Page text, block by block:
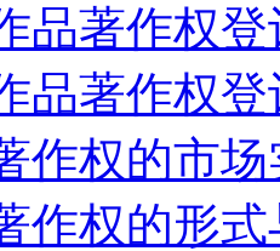
品著作权
品著作权
作权的市
作权的形